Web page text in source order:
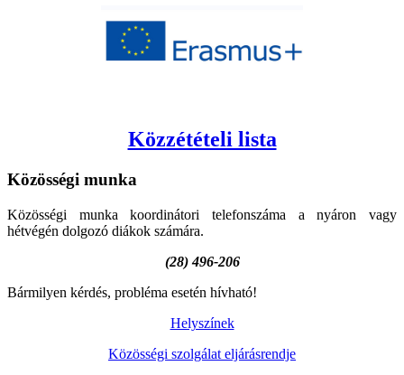
Közzétételi lista
Közösségi munka
Közösségi munka koordinátori telefonszáma a nyáron vagy
hétvégén dolgozó diákok számára.
(28) 496-206
Bármilyen kérdés, probléma esetén hívható!
Helyszínek
Közösségi szolgálat eljárásrendje